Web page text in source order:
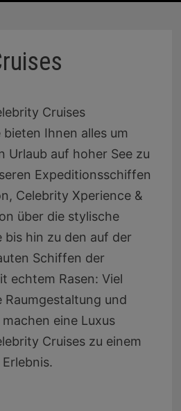
Cruises
Ihnen alles um
Urlaub auf hoher See zu
Expeditionsschiffen
Celebrity Xperience &
über die stylische
bis hin zu den auf der
Schiffen der
echtem Rasen: Viel
und
eine Luxus
Cruises zu einem